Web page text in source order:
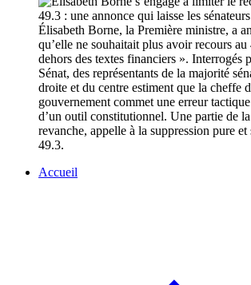
Élisabeth Borne, la Première ministre, a
qu’elle ne souhaitait plus avoir recours au
dehors des textes financiers ». Interrogés
Sénat, des représentants de la majorité
droite et du centre estiment que la cheffe
gouvernement commet une erreur
d’un outil constitutionnel. Une partie de
revanche, appelle à la suppression pure et
49.3.
Accueil